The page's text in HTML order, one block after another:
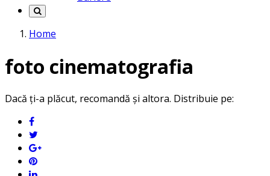
Home
foto cinematografia
Dacă ți-a plăcut, recomandă și altora. Distribuie pe: